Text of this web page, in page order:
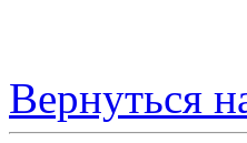
Вернуться